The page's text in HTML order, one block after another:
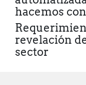
hacemos
revelación
sector